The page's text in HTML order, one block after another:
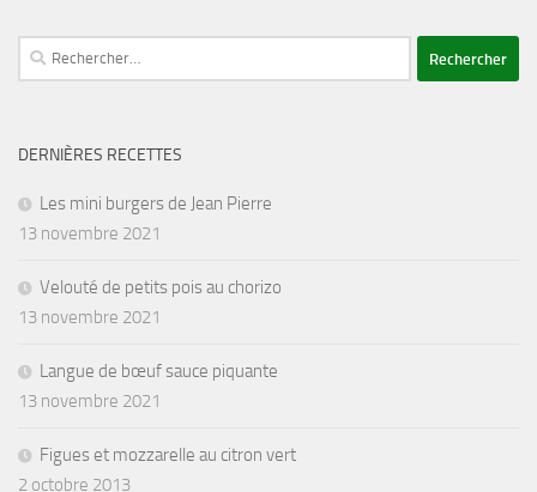
Rechercher :
DERNIÈRES RECETTES
Les mini burgers de Jean Pierre
13 novembre 2021
Velouté de petits pois au chorizo
13 novembre 2021
Langue de bœuf sauce piquante
13 novembre 2021
Figues et mozzarelle au citron vert
2 octobre 2013